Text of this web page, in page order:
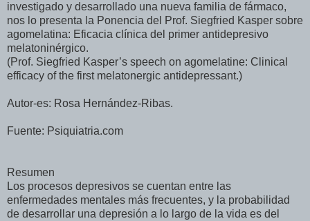
investigado y desarrollado una nueva familia de fármaco,
nos lo presenta la Ponencia del Prof. Siegfried Kasper sobre
agomelatina: Eficacia clínica del primer antidepresivo
melatoninérgico.
(Prof. Siegfried Kasper’s speech on agomelatine: Clinical
efficacy of the first melatonergic antidepressant.)
Autor-es: Rosa Hernández-Ribas.
Fuente: Psiquiatria.com
Resumen
Los procesos depresivos se cuentan entre las
enfermedades mentales más frecuentes, y la probabilidad
de desarrollar una depresión a lo largo de la vida es del